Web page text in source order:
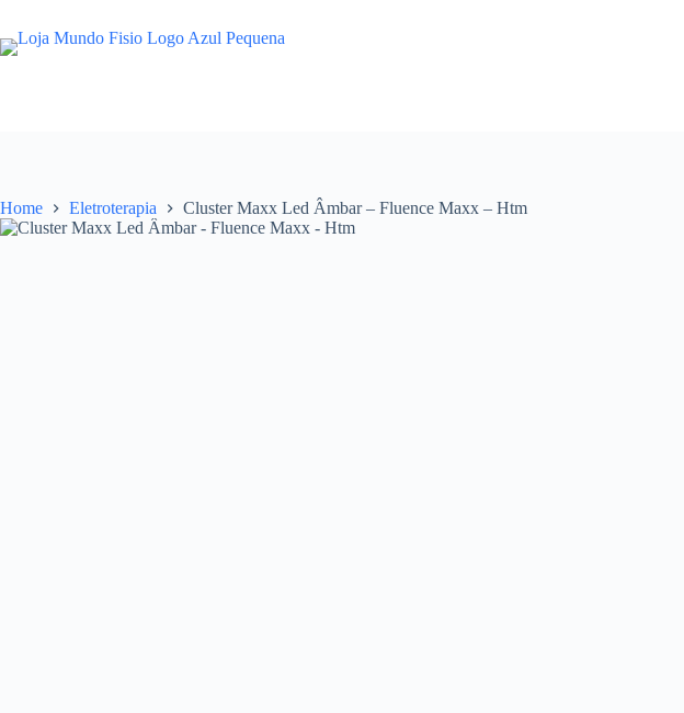
para
o
Home Eletroterapia
Cluster Maxx Led Âmbar – Fluence Maxx – Htm